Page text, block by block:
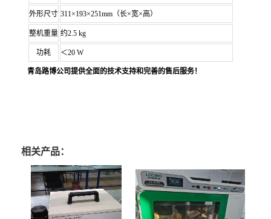
外形尺寸 311×193×251mm（长×宽×高）
整机重量 约2.5 kg
功耗 ＜20 W
青岛路博公司提供全面的技术支持和完善的售后服务！
相关产品：